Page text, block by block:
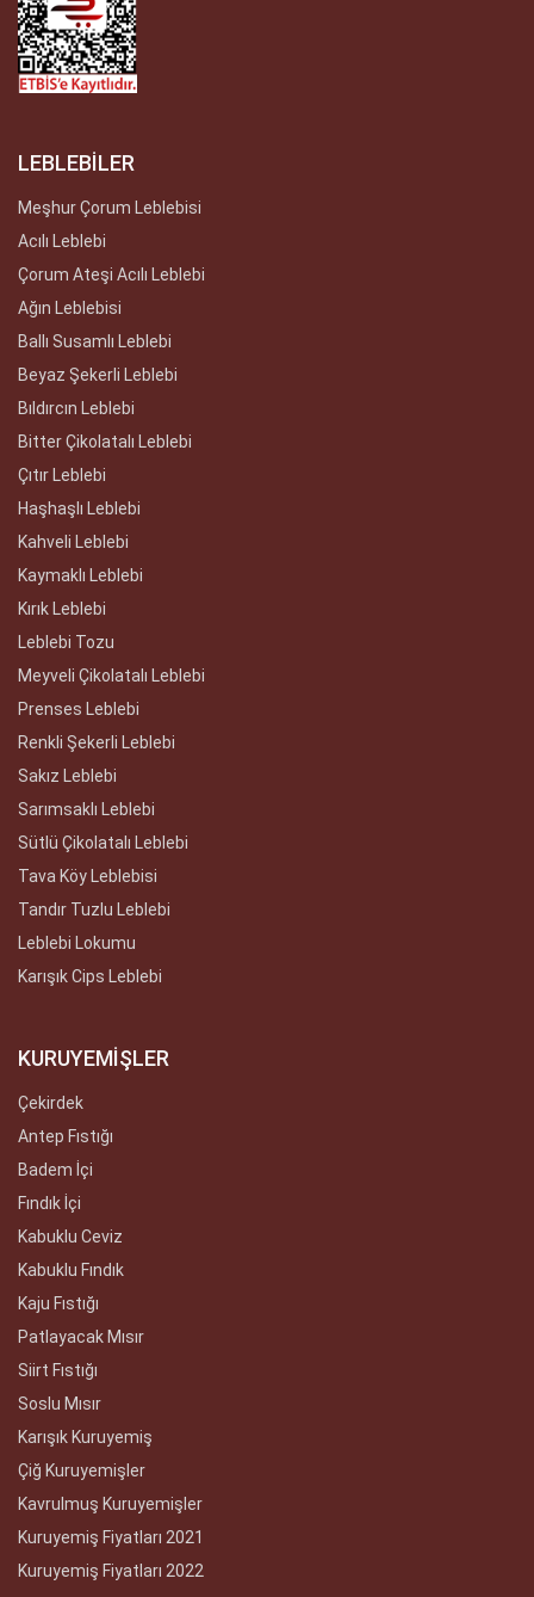
LEBLEBİLER
Meşhur Çorum Leblebisi
Acılı Leblebi
Çorum Ateşi Acılı Leblebi
Ağın Leblebisi
Ballı Susamlı Leblebi
Beyaz Şekerli Leblebi
Bıldırcın Leblebi
Bitter Çikolatalı Leblebi
Çıtır Leblebi
Haşhaşlı Leblebi
Kahveli Leblebi
Kaymaklı Leblebi
Kırık Leblebi
Leblebi Tozu
Meyveli Çikolatalı Leblebi
Prenses Leblebi
Renkli Şekerli Leblebi
Sakız Leblebi
Sarımsaklı Leblebi
Sütlü Çikolatalı Leblebi
Tava Köy Leblebisi
Tandır Tuzlu Leblebi
Leblebi Lokumu
Karışık Cips Leblebi
KURUYEMİŞLER
Çekirdek
Antep Fıstığı
Badem İçi
Fındık İçi
Kabuklu Ceviz
Kabuklu Fındık
Kaju Fıstığı
Patlayacak Mısır
Siirt Fıstığı
Soslu Mısır
Karışık Kuruyemiş
Çiğ Kuruyemişler
Kavrulmuş Kuruyemişler
Kuruyemiş Fiyatları 2021
Kuruyemiş Fiyatları 2022